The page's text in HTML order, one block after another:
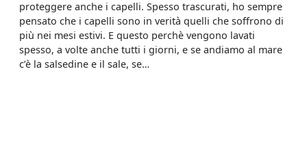
proteggere anche i capelli. Spesso trascurati, ho sempre
pensato che i capelli sono in verità quelli che soffrono di
più nei mesi estivi. E questo perchè vengono lavati
spesso, a volte anche tutti i giorni, e se andiamo al mare
c’è la salsedine e il sale, se…